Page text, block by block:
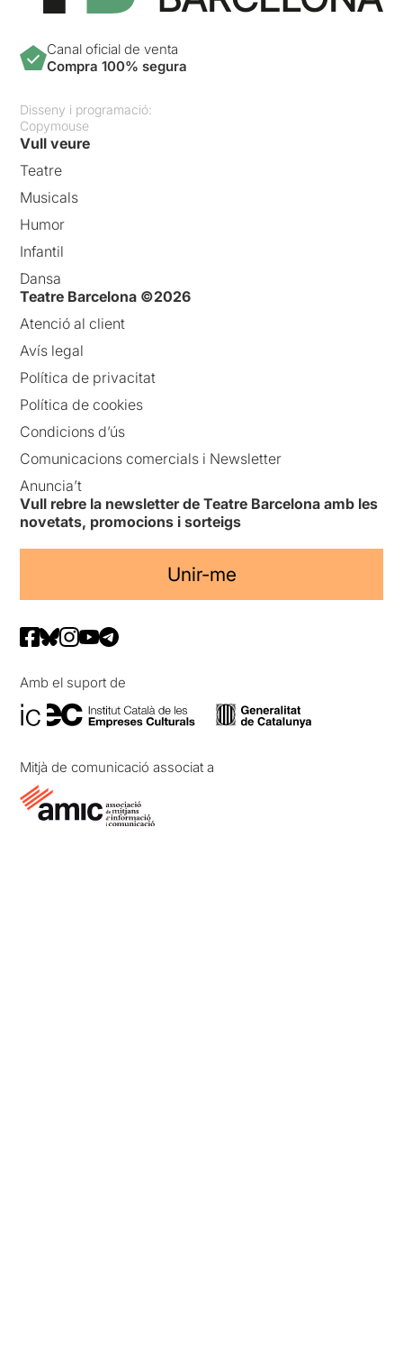
Canal oficial de venta
Compra 100% segura
Disseny i programació:
Copymouse
Vull veure
Teatre
Musicals
Humor
Infantil
Dansa
Teatre Barcelona ©2026
Atenció al client
Avís legal
Política de privacitat
Política de cookies
Condicions d’ús
Comunicacions comercials i Newsletter
Anuncia’t
Vull rebre la newsletter de Teatre Barcelona amb les
novetats, promocions i sorteigs
Unir-me
Amb el suport de
Mitjà de comunicació associat a